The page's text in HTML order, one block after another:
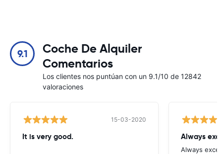
9.1
Coche De Alquiler
Comentarios
Los clientes nos puntúan con un 9.1/10 de 12842
valoraciones
15-03-2020
It is very good. Always
Always